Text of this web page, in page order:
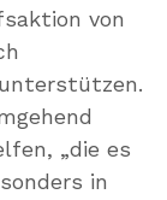
von
„die es
in